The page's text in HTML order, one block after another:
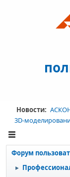
Новости:
3D-
Форум
►